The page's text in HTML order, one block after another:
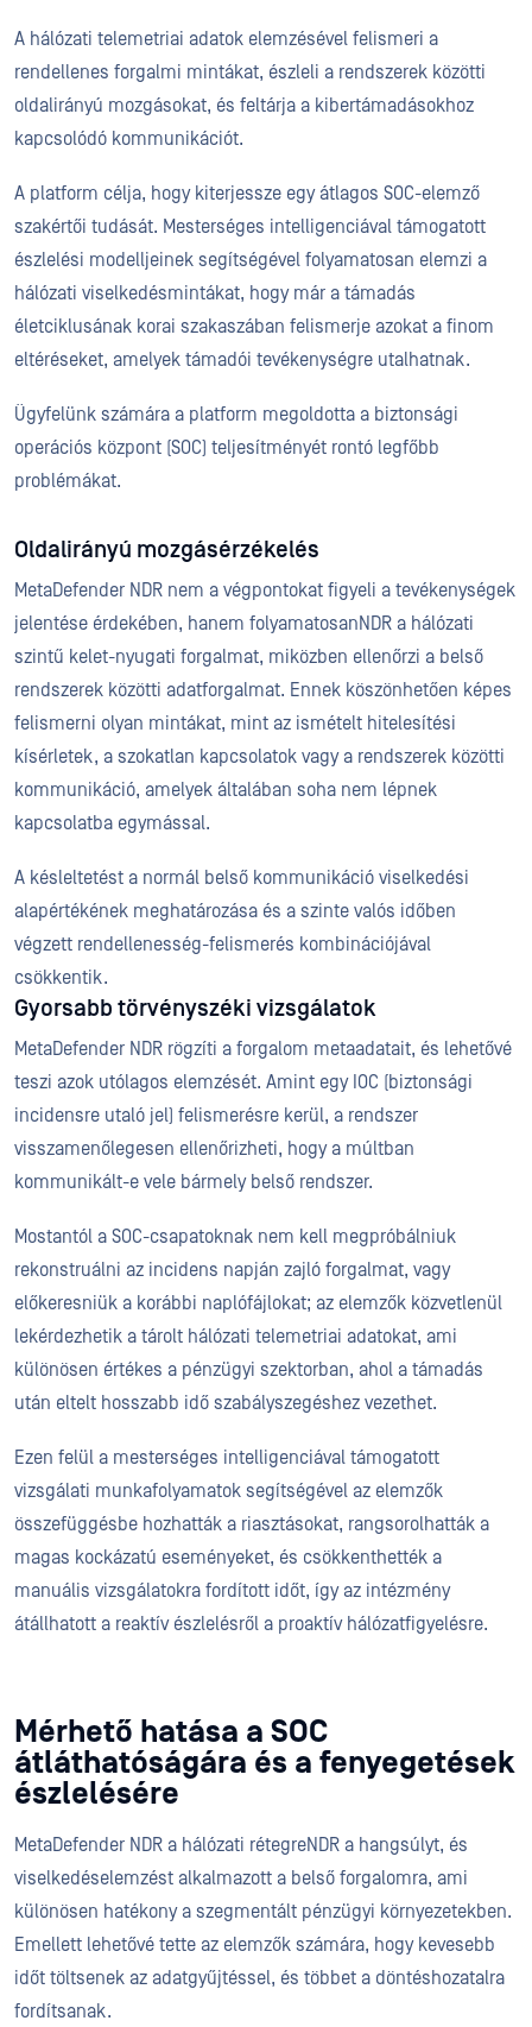
A hálózati telemetriai adatok elemzésével felismeri a
rendellenes forgalmi mintákat, észleli a rendszerek közötti
oldalirányú mozgásokat, és feltárja a kibertámadásokhoz
kapcsolódó kommunikációt.
A platform célja, hogy kiterjessze egy átlagos SOC-elemző
szakértői tudását. Mesterséges intelligenciával támogatott
észlelési modelljeinek segítségével folyamatosan elemzi a
hálózati viselkedésmintákat, hogy már a támadás
életciklusának korai szakaszában felismerje azokat a finom
eltéréseket, amelyek támadói tevékenységre utalhatnak.
Ügyfelünk számára a platform megoldotta a biztonsági
operációs központ (SOC) teljesítményét rontó legfőbb
problémákat.
Oldalirányú mozgásérzékelés
MetaDefender NDR nem a végpontokat figyeli a tevékenységek
jelentése érdekében, hanem folyamatosanNDR a hálózati
szintű kelet-nyugati forgalmat, miközben ellenőrzi a belső
rendszerek közötti adatforgalmat. Ennek köszönhetően képes
felismerni olyan mintákat, mint az ismételt hitelesítési
kísérletek, a szokatlan kapcsolatok vagy a rendszerek közötti
kommunikáció, amelyek általában soha nem lépnek
kapcsolatba egymással.
A késleltetést a normál belső kommunikáció viselkedési
alapértékének meghatározása és a szinte valós időben
végzett rendellenesség-felismerés kombinációjával
csökkentik.
Gyorsabb törvényszéki vizsgálatok
MetaDefender NDR rögzíti a forgalom metaadatait, és lehetővé
teszi azok utólagos elemzését. Amint egy IOC (biztonsági
incidensre utaló jel) felismerésre kerül, a rendszer
visszamenőlegesen ellenőrizheti, hogy a múltban
kommunikált-e vele bármely belső rendszer.
Mostantól a SOC-csapatoknak nem kell megpróbálniuk
rekonstruálni az incidens napján zajló forgalmat, vagy
előkeresniük a korábbi naplófájlokat; az elemzők közvetlenül
lekérdezhetik a tárolt hálózati telemetriai adatokat, ami
különösen értékes a pénzügyi szektorban, ahol a támadás
után eltelt hosszabb idő szabályszegéshez vezethet.
Ezen felül a mesterséges intelligenciával támogatott
vizsgálati munkafolyamatok segítségével az elemzők
összefüggésbe hozhatták a riasztásokat, rangsorolhatták a
magas kockázatú eseményeket, és csökkenthették a
manuális vizsgálatokra fordított időt, így az intézmény
átállhatott a reaktív észlelésről a proaktív hálózatfigyelésre.
Mérhető hatása a SOC
átláthatóságára és a fenyegetések
észlelésére
MetaDefender NDR a hálózati rétegreNDR a hangsúlyt, és
viselkedéselemzést alkalmazott a belső forgalomra, ami
különösen hatékony a szegmentált pénzügyi környezetekben.
Emellett lehetővé tette az elemzők számára, hogy kevesebb
időt töltsenek az adatgyűjtéssel, és többet a döntéshozatalra
fordítsanak.